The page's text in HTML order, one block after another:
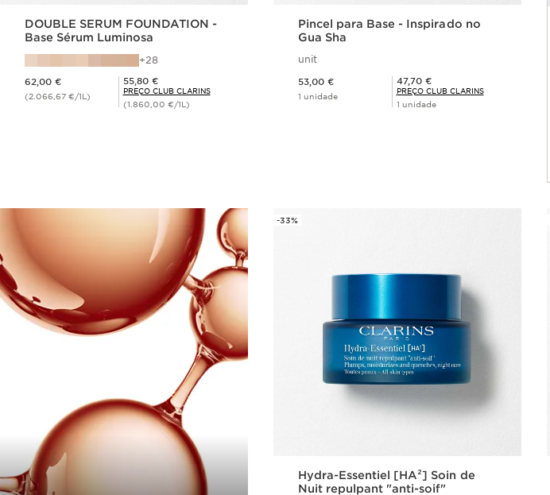
DOUBLE SERUM FOUNDATION -
Base Sérum Luminosa
28
62,00 €
(2.066,67 €/1L)
Preço Club Clarins 55,80 €
55,80 €
PREÇO CLUB CLARINS
(1.860,00 €/1L)
Pincel para Base - Inspirado no
Gua Sha
unit
53,00 €
1 unidade
Preço Club Clarins 47,70 €
47,70 €
PREÇO CLUB CLARINS
1 unidade
-33%
Hydra-Essentiel [HA²] Soin de
Nuit repulpant "anti-soif"